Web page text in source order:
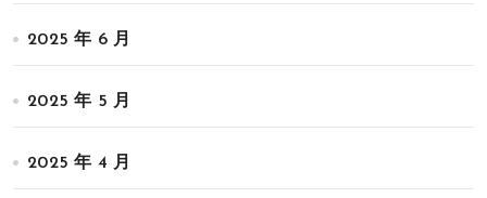
2025 年 6 月
2025 年 5 月
2025 年 4 月